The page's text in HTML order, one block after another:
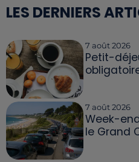
LES DERNIERS
7 août 2026
Petit-
7 août 2026
Week-
le Grand